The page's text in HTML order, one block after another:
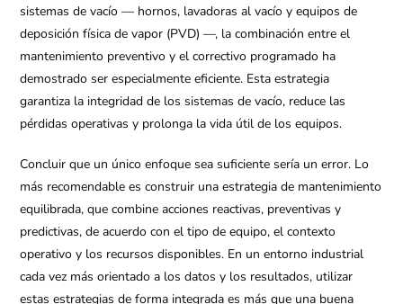
sistemas de vacío — hornos, lavadoras al vacío y equipos de
deposición física de vapor (PVD) —, la combinación entre el
mantenimiento preventivo y el correctivo programado ha
demostrado ser especialmente eficiente. Esta estrategia
garantiza la integridad de los sistemas de vacío, reduce las
pérdidas operativas y prolonga la vida útil de los equipos.
Concluir que un único enfoque sea suficiente sería un error. Lo
más recomendable es construir una estrategia de mantenimiento
equilibrada, que combine acciones reactivas, preventivas y
predictivas, de acuerdo con el tipo de equipo, el contexto
operativo y los recursos disponibles. En un entorno industrial
cada vez más orientado a los datos y los resultados, utilizar
estas estrategias de forma integrada es más que una buena